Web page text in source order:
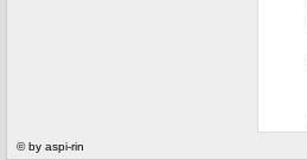
© by aspi-rin